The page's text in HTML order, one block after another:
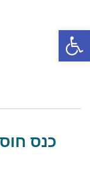
פתח סרגל נגישות
כנס